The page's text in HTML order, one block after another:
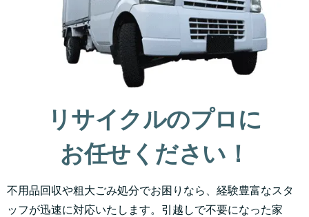
リサイクルのプロに
お任せください！
不用品回収や粗大ごみ処分でお困りなら、経験豊富なスタ
ッフが迅速に対応いたします。引越しで不要になった家